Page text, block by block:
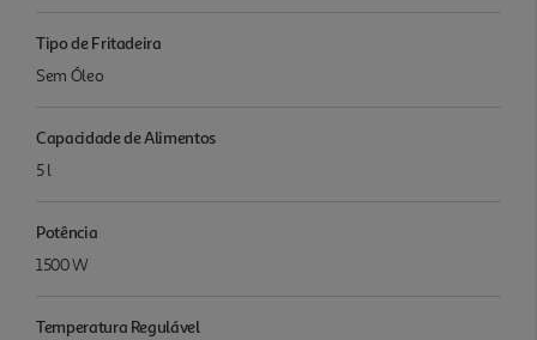
Tipo de Fritadeira
Sem Óleo
Capacidade de Alimentos
5 l
Potência
1500 W
Temperatura Regulável